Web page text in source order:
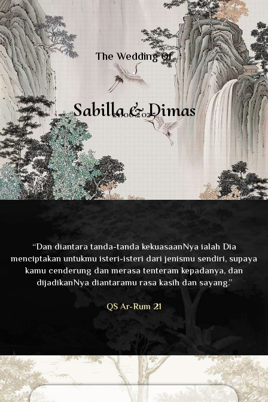
The Wedding Of
Sabilla & Dimas
21.06.2025
“Dan diantara tanda-tanda kekuasaanNya ialah Dia
menciptakan untukmu isteri-isteri dari jenismu sendiri, supaya
kamu cenderung dan merasa tenteram kepadanya, dan
dijadikanNya diantaramu rasa kasih dan sayang.”
QS Ar-Rum 21